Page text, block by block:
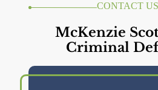
CONTACT US
McKenzie
Criminal